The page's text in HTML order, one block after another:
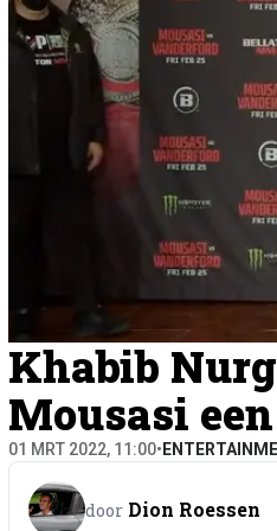
Khabib
Mousasi
01 MRT 2022, 11:00•
door Dion Roessen